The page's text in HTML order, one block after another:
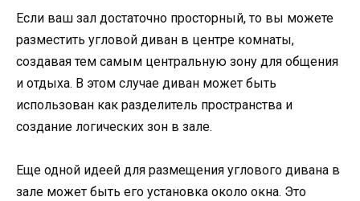
Если ваш зал достаточно просторный, то вы можете
разместить угловой диван в центре комнаты,
создавая тем самым центральную зону для общения
и отдыха. В этом случае диван может быть
использован как разделитель пространства и
создание логических зон в зале.
Еще одной идеей для размещения углового дивана в
зале может быть его установка около окна. Это